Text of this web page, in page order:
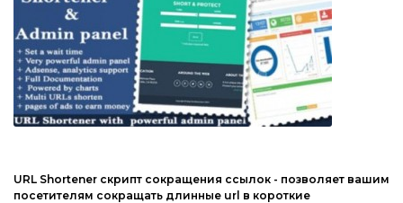
Wordpress
Joomla
phpBB форум
Другие CMS
Другие шаблоны
URL Shortener скрипт сокращения ссылок - позволяет вашим
посетителям сокращать длинные url в короткие
Web-Мастеру
Другие шаблоны